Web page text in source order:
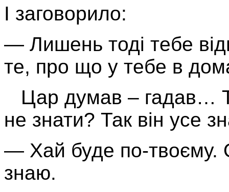
І заговорило:
— Лишень тоді тебе
те, про що у тебе в
Цар думав – гадав…
не знати? Так він усе
— Хай буде по-твоєму.
знаю.